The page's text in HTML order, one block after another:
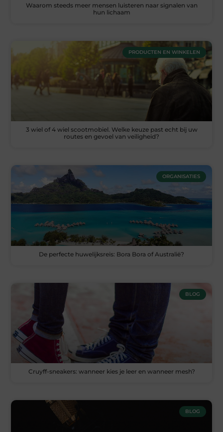
Waarom steeds meer mensen luisteren naar signalen van
hun lichaam
PRODUCTEN EN WINKELEN
3 wiel of 4 wiel scootmobiel. Welke keuze past echt bij uw
routes en gevoel van veiligheid?
ORGANISATIES
De perfecte huwelijksreis: Bora Bora of Australië?
BLOG
Cruyff-sneakers: wanneer kies je leer en wanneer mesh?
BLOG